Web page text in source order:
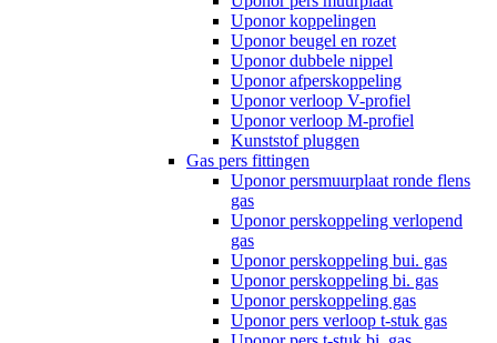
Uponor koppelingen
Uponor beugel en rozet
Uponor dubbele nippel
Uponor afperskoppeling
Uponor verloop V-profiel
Uponor verloop M-profiel
Kunststof pluggen
Gas pers fittingen
Uponor persmuurplaat ronde flens
gas
Uponor perskoppeling verlopend
gas
Uponor perskoppeling bui. gas
Uponor perskoppeling bi. gas
Uponor perskoppeling gas
Uponor pers verloop t-stuk gas